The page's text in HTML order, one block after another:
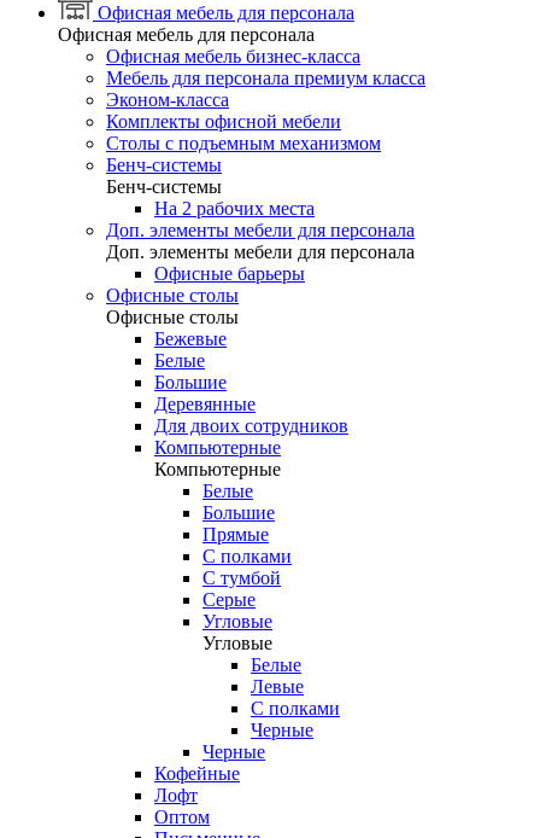
Офисная мебель для персонала
Офисная мебель для персонала
Офисная мебель бизнес-класса
Мебель для персонала премиум класса
Эконом-класса
Комплекты офисной мебели
Столы с подъемным механизмом
Бенч-системы
Бенч-системы
На 2 рабочих места
Доп. элементы мебели для персонала
Доп. элементы мебели для персонала
Офисные барьеры
Офисные столы
Офисные столы
Бежевые
Белые
Большие
Деревянные
Для двоих сотрудников
Компьютерные
Компьютерные
Белые
Большие
Прямые
С полками
С тумбой
Серые
Угловые
Угловые
Белые
Левые
С полками
Черные
Черные
Кофейные
Лофт
Оптом